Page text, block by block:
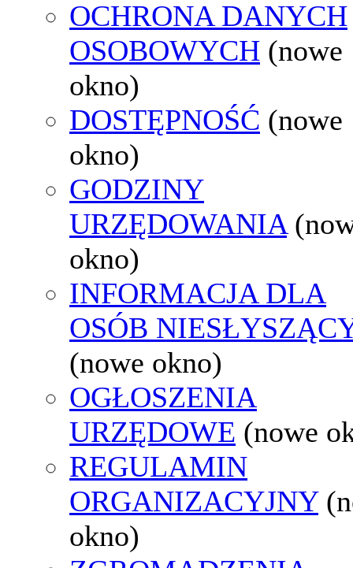
OCHRONA DANYCH
OSOBOWYCH (nowe
okno)
DOSTĘPNOŚĆ (nowe
okno)
GODZINY
URZĘDOWANIA
okno)
INFORMACJA DLA
OSÓB
(nowe okno)
OGŁOSZENIA
URZĘDOWE (nowe
REGULAMIN
ORGANIZACYJNY
okno)